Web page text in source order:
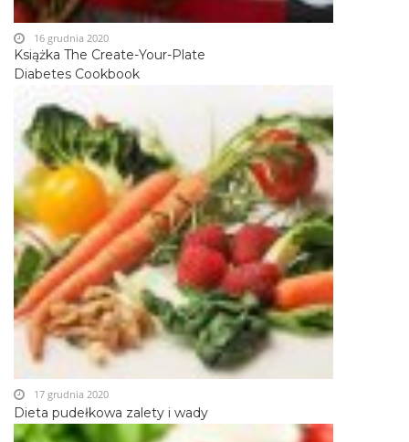
Książka The Create-Your-Plate
Diabetes Cookbook
16 grudnia 2020
Dieta pudełkowa zalety i wady
17 grudnia 2020